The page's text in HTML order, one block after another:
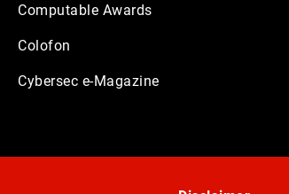
Computable Awards
Colofon
Cybersec e-Magazine